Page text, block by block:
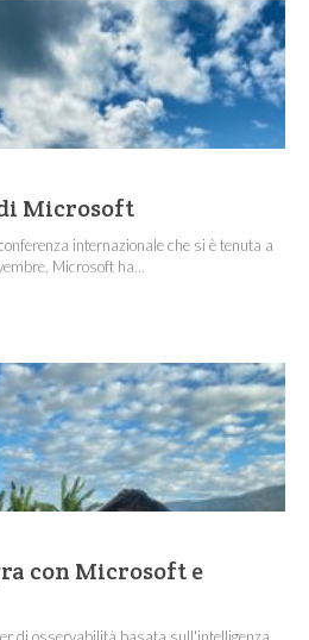
Microsoft
internazionale che si è tenuta a
Microsoft ha...
con Microsoft e